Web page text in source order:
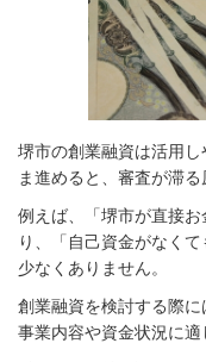
堺市の創業融資は活用
ま進めると、審査が滞る
例えば、「堺市が直接
り、「自己資金がなく
少なくありません。
創業融資を検討する際
事業内容や資金状況に適